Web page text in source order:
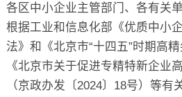
各区中小企业主管部门、各有关单
根据工业和信息化部《优质中小
法》和《北京市“十四五”时期高
《北京市关于促进专精特新企业
（京政办发〔2024〕18号）等